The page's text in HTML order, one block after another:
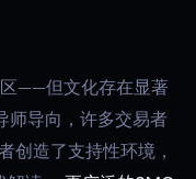
区——但文化存在显著
师导向，许多交易者
创造了支持性环境，